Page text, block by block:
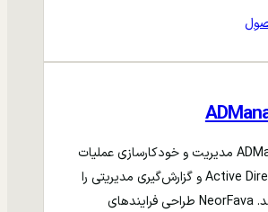
ADManager Plus مدیریت و خودکارسازی عملیات
روزمره Active Directory و گزارش‌گیری مدیریتی را
تسهیل می‌کند. NeorFava طراحی فرایندهای